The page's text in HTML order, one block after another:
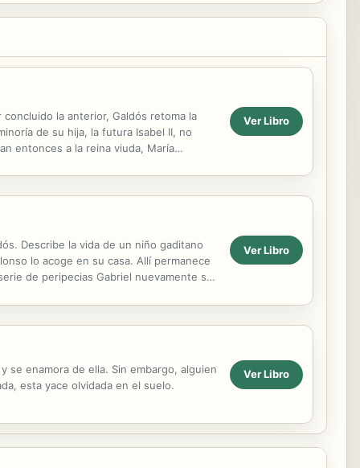
la anterior, Galdós retoma la
de su hija, la futura Isabel II, no
entonces a la reina viuda, María
Ver Libro
Describe la vida de un niño gaditano
lo acoge en su casa. Allí permanece
de peripecias Gabriel nuevamente se
Ver Libro
se enamora de ella. Sin embargo, alguien
esta yace olvidada en el suelo.
Ver Libro